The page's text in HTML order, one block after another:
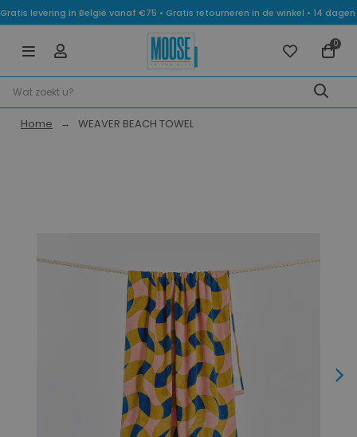
Gratis levering in België vanaf €75 • Gratis retourneren in de winkel • 14
0
Home WEAVER BEACH TOWEL
Next